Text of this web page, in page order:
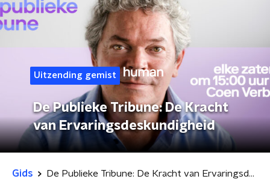
Uitzending gemist
De Publieke Tribune: De Kracht
van Ervaringsdeskundigheid
Gids De Publieke Tribune: De Kracht van Ervaringsdeskundigheid